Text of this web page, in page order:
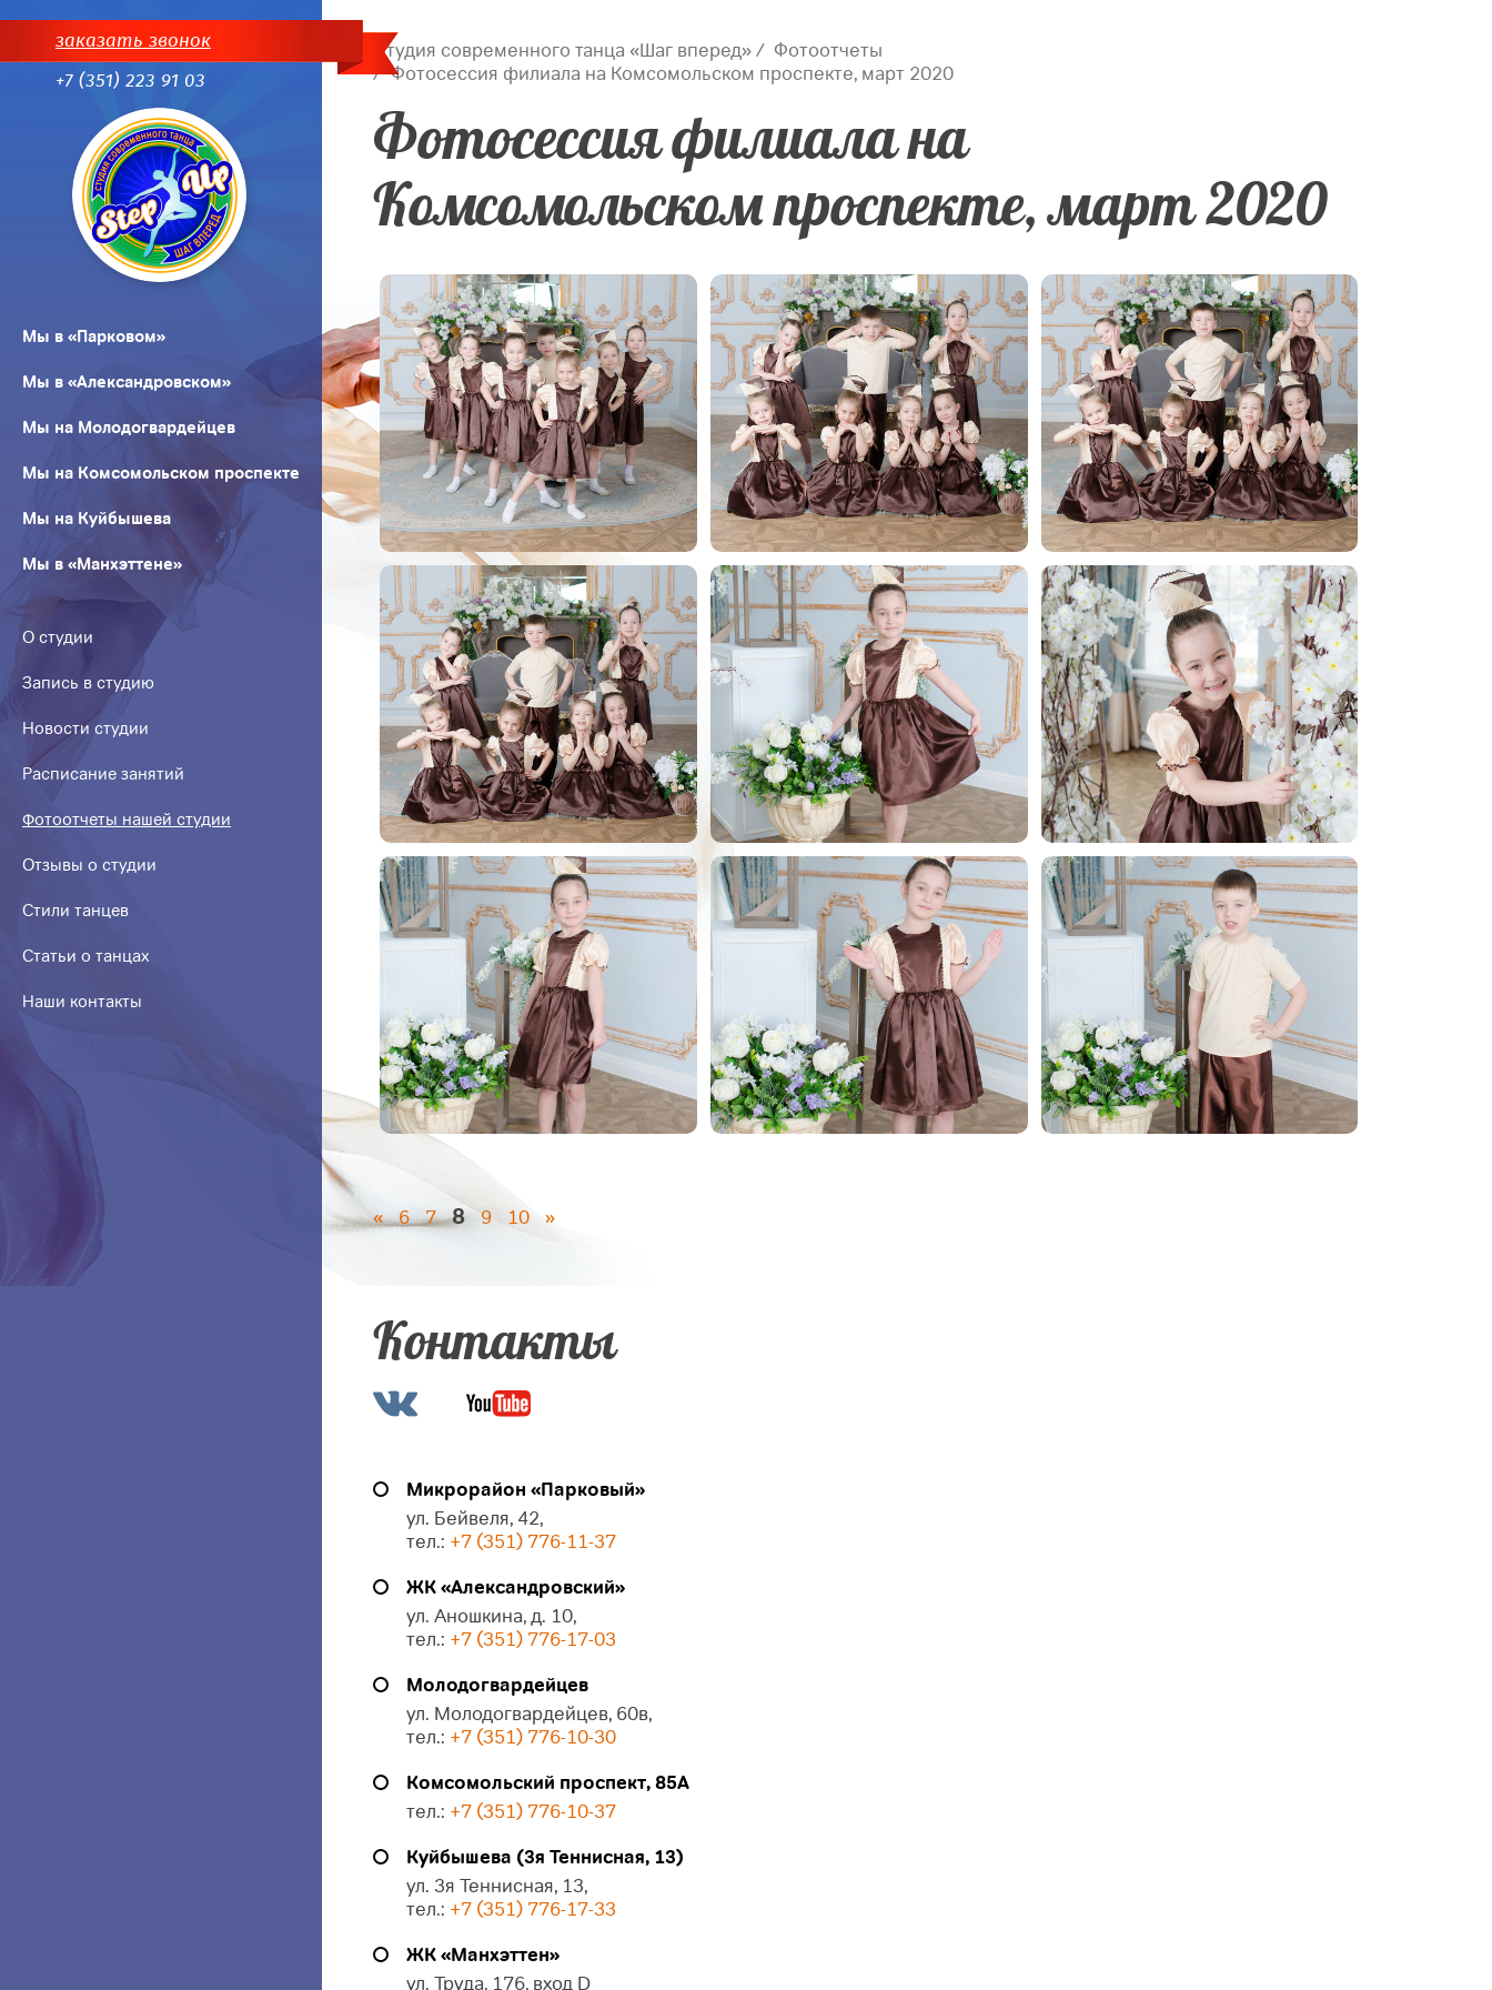
заказать звонок
+7 (351) 223 91 03
Мы в «Парковом»
Мы в «Александровском»
Мы на Молодогвардейцев
Мы на Комсомольском проспекте
Мы на Куйбышева
Мы в «Манхэттене»
О студии
Запись в студию
Новости студии
Расписание занятий
Фотоотчеты нашей студии
Отзывы о студии
Стили танцев
Статьи о танцах
Наши контакты
Студия современного танца «Шаг вперед»
Фотоотчеты
Фотосессия филиала на Комсомольском проспекте, март 2020
Фотосессия филиала на
Комсомольском проспекте, март 2020
« 6 7 8 9 10 »
Контакты
Микрорайон «Парковый»
ул. Бейвеля, 42,
тел.: +7 (351) 776-11-37
ЖК «Александровский»
ул. Аношкина, д. 10,
тел.: +7 (351) 776-17-03
Молодогвардейцев
ул. Молодогвардейцев, 60в,
тел.: +7 (351) 776-10-30
Комсомольский проспект, 85А
тел.: +7 (351) 776-10-37
Куйбышева (3я Теннисная, 13)
ул. 3я Теннисная, 13,
тел.: +7 (351) 776-17-33
ЖК «Манхэттен»
ул. Труда, 176, вход D